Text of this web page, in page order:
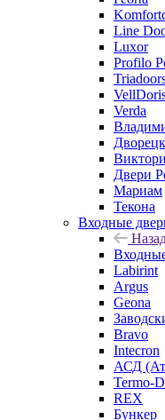
Line
Luxor
Profilo
Verda
Двери
Мариам
Текона
Входные
Labirint
Argus
Geona
Bravo
Intecron
АСД
Termo-
REX
Бункер